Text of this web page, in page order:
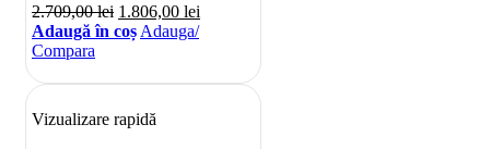
2.709,00lei 1.806,00 lei
Adaugă în coș Adauga/
Compara
Vizualizare rapidă